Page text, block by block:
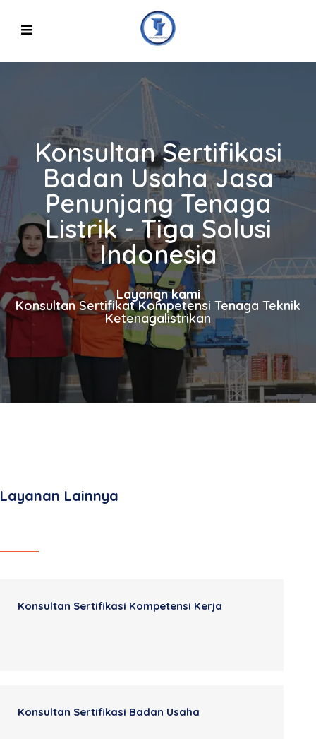
Konsultan Sertifikasi
Badan Usaha Jasa
Penunjang Tenaga
Listrik - Tiga Solusi
Indonesia
Layanan kami
>
Konsultan Sertifikat Kompetensi Tenaga Teknik
Ketenagalistrikan
Layanan Lainnya
Konsultan Sertifikasi Kompetensi Kerja
Konsultan Sertifikasi Badan Usaha